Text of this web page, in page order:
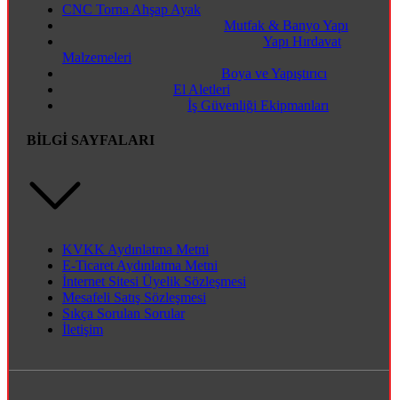
CNC Torna Ahşap Ayak
Mutfak & Banyo Yapı
Yapı Hırdavat
Malzemeleri
Boya ve Yapıştırıcı
El Aletleri
İş Güvenliği Ekipmanları
BİLGİ SAYFALARI
KVKK Aydınlatma Metni
E-Ticaret Aydınlatma Metni
İnternet Sitesi Üyelik Sözleşmesi
Mesafeli Satış Sözleşmesi
Sıkça Sorulan Sorular
İletişim